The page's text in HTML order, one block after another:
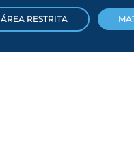
ÁREA RESTRITA